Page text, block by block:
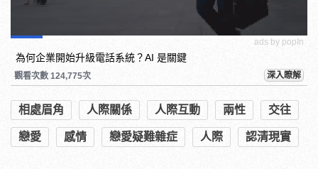
ads by popIn
為何企業開始升級電話系統？AI 是關鍵
觀看次數 124,775次 深入瞭解
相處眉角 人際關係 人際互動 兩性 交往
戀愛 感情 戀愛疑難雜症 人際 認清現實